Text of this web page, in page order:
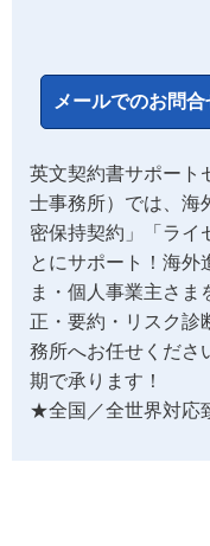
メールでのお問
英文契約書サポート
士事務所）では、海
密保持契約」「ライ
とにサポート！海外
ま・個人事業主さま
正・要約・リスク診
務所へお任せくださ
期で承ります！
★全国／全世界対応